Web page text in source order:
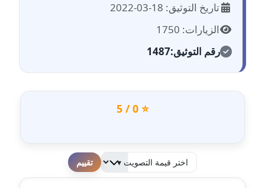
مدونة أحمد زيدان
عاملة
مدونة أحمد سيد
عاملة
تاريخ التوثيق: 18-03-2022
الزيارات: 1750
رقم التوثيق:1487
⭐ 0 / 5
لطفا قم بالتقييم